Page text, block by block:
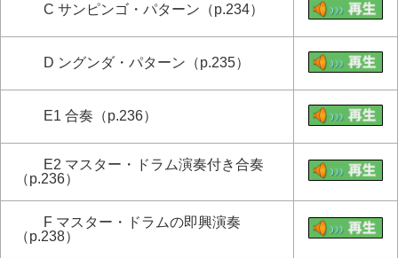
C サンピンゴ・パターン（p.234）
D ングンダ・パターン（p.235）
E1 合奏（p.236）
E2 マスター・ドラム演奏付き合奏
（p.236）
F マスター・ドラムの即興演奏
（p.238）